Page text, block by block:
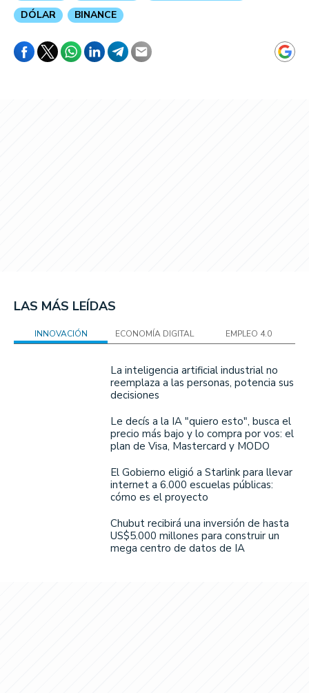
DÓLAR
BINANCE
LAS MÁS LEÍDAS
INNOVACIÓN ECONOMÍA DIGITAL EMPLEO 4.0
La inteligencia artificial industrial no
reemplaza a las personas, potencia sus
decisiones
Le decís a la IA "quiero esto", busca el
precio más bajo y lo compra por vos: el
plan de Visa, Mastercard y MODO
El Gobierno eligió a Starlink para llevar
internet a 6.000 escuelas públicas:
cómo es el proyecto
Chubut recibirá una inversión de hasta
US$5.000 millones para construir un
mega centro de datos de IA